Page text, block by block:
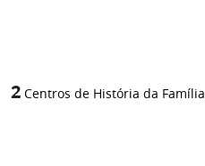
2 Centros de História da Família